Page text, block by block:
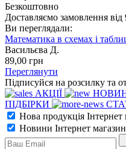
Безкоштовно
Доставляємо замовлення від
Ви переглядали:
Математика в схемах і
Васильєва Д.
89,00 грн
Переглянути
Підписуйся на розсилку та
АКЦІЇ
ПІДБІРКИ
Нова продукція Інтернет
Новини Інтернет